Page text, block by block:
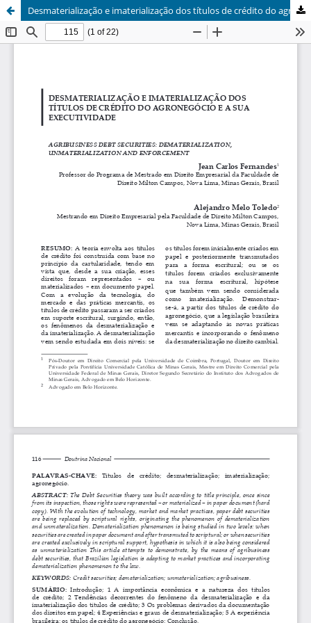
Desmaterialização e imaterialização dos títulos de crédito do agronegócio e a sua executividade